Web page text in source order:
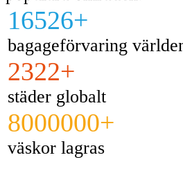
16526+
bagageförvaring
2322+
städer globalt
8000000+
väskor lagras